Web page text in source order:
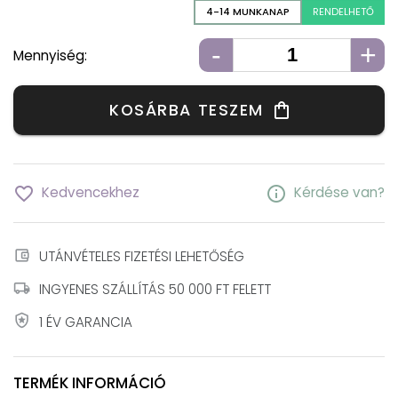
4-14 MUNKANAP RENDELHETŐ
Mennyiség: - +
KOSÁRBA TESZEM shopping_bag
favorite_border Kedvencekhez info Kérdése van?
account_balance_wallet UTÁNVÉTELES FIZETÉSI LEHETŐSÉG
local_shipping INGYENES SZÁLLÍTÁS 50 000 FT FELETT
local_police 1 ÉV GARANCIA
TERMÉK INFORMÁCIÓ